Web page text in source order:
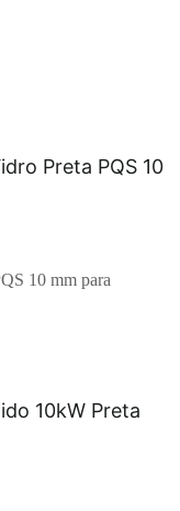
10 mm para